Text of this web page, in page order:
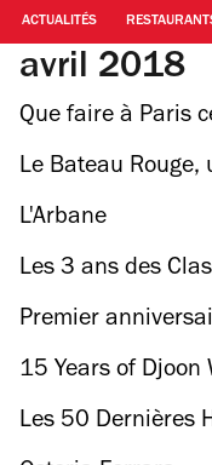
ACTUALITÉS
avril 2018
Que faire à Paris
Le Bateau
forêt
L'Arbane
Les 3 ans des
Premier
Hasard Ludique
15 Years of Djoon
Les 50 Dernières